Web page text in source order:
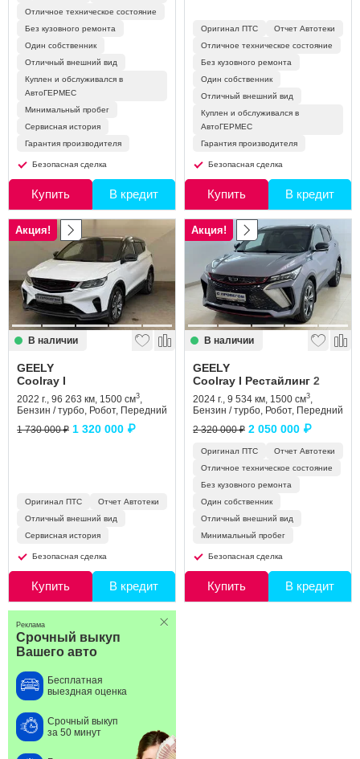
Отличное техническое состояние
Без кузовного ремонта
Один собственник
Отличный внешний вид
Куплен и обслуживался в
АвтоГЕРМЕС
Минимальный пробег
Сервисная история
Гарантия производителя
Безопасная сделка
Купить В кредит
Оригинал ПТС
Отчет Автотеки
Отличное техническое состояние
Без кузовного ремонта
Один собственник
Отличный внешний вид
Куплен и обслуживался в
АвтоГЕРМЕС
Гарантия производителя
Безопасная сделка
Купить В кредит
Акция!
В наличии
GEELY
Coolray I
2022 г., 96 263 км, 1500 см3,
Бензин / турбо, Робот, Передний
1 730 000 ₽ 1 320 000 ₽
Оригинал ПТС
Отчет Автотеки
Отличный внешний вид
Сервисная история
Безопасная сделка
Купить В кредит
Акция!
В наличии
GEELY
Coolray I Рестайлинг 2
2024 г., 9 534 км, 1500 см3,
Бензин / турбо, Робот, Передний
2 320 000 ₽ 2 050 000 ₽
Оригинал ПТС
Отчет Автотеки
Отличное техническое состояние
Без кузовного ремонта
Один собственник
Отличный внешний вид
Минимальный пробег
Безопасная сделка
Купить В кредит
Срочный выкуп
Вашего авто
Бесплатная
выездная оценка
Срочный выкуп
за 50 минут
Реклама